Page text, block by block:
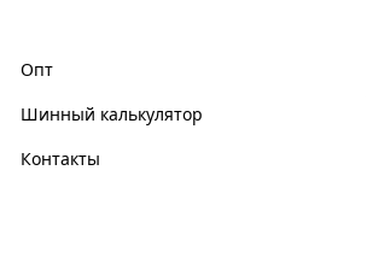
Опт
Шинный калькулятор
Контакты